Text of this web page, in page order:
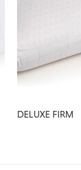
DELUXE FIRM